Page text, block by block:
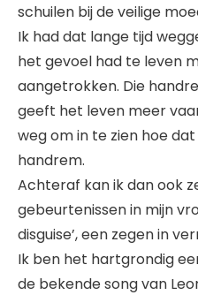
schuilen bij de veilige
Ik had dat lange tijd
het gevoel had te leven
aangetrokken. Die
geeft het leven meer
weg om in te zien hoe
handrem.
Achteraf kan ik dan ook
gebeurtenissen in mijn
disguise’, een zegen in
Ik ben het hartgrondig
de bekende song van